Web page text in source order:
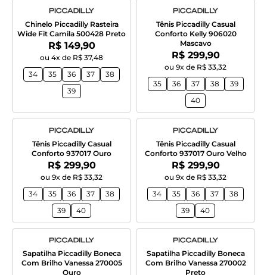
Chinelo Piccadilly Rasteira
Wide Fit Camila 500428 Preto
Por:
R$ 149,90
ou 4x de R$ 37,48
34
35 36 37
38
39
Tênis Piccadilly Casual
Conforto Kelly 906020
Mascavo
Por:
R$ 299,90
ou 9x de R$ 33,32
35
36 37 38
39
40
Tênis Piccadilly Casual
Conforto 937017 Ouro
Por:
R$ 299,90
ou 9x de R$ 33,32
34
35 36 37
38
39
40
Tênis Piccadilly Casual
Conforto 937017 Ouro Velho
Por:
R$ 299,90
ou 9x de R$ 33,32
34
35 36 37
38
39
40
Sapatilha Piccadilly Boneca
Com Brilho Vanessa 270005
Ouro
Sapatilha Piccadilly Boneca
Com Brilho Vanessa 270002
Preto